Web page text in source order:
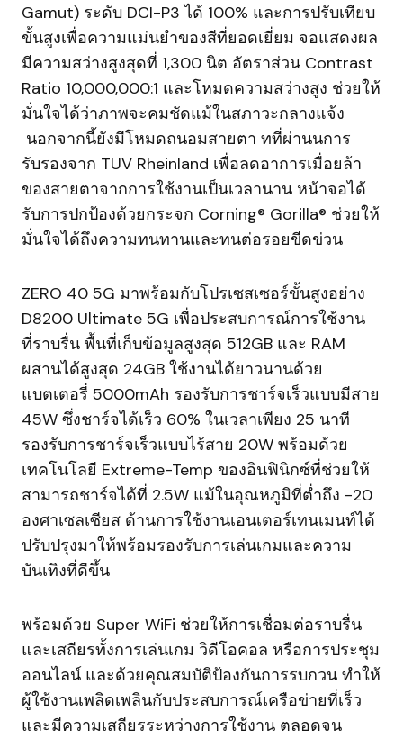
Gamut) ระดับ DCI-P3 ได้ 100% และการปรับเทียบ
ขั้นสูงเพื่อความแม่นยำของสีที่ยอดเยี่ยม จอแสดงผล
มีความสว่างสูงสุดที่ 1,300 นิต อัตราส่วน Contrast
Ratio 10,000,000:1 และโหมดความสว่างสูง ช่วยให้
มั่นใจได้ว่าภาพจะคมชัดแม้ในสภาวะกลางแจ้ง
นอกจากนี้ยังมีโหมดถนอมสายตา ทที่ผ่านนการ
รับรองจาก TUV Rheinland เพื่อลดอาการเมื่อยล้า
ของสายตาจากการใช้งานเป็นเวลานาน หน้าจอได้
รับการปกป้องด้วยกระจก Corning® Gorilla® ช่วยให้
มั่นใจได้ถึงความทนทานและทนต่อรอยขีดข่วน
ZERO 40 5G มาพร้อมกับโปรเซสเซอร์ขั้นสูงอย่าง
D8200 Ultimate 5G เพื่อประสบการณ์การใช้งาน
ที่ราบรื่น พื้นที่เก็บข้อมูลสูงสุด 512GB และ RAM
ผสานได้สูงสุด 24GB ใช้งานได้ยาวนานด้วย
แบตเตอรี่ 5000mAh รองรับการชาร์จเร็วแบบมีสาย
45W ซึ่งชาร์จได้เร็ว 60% ในเวลาเพียง 25 นาที
รองรับการชาร์จเร็วแบบไร้สาย 20W พร้อมด้วย
เทคโนโลยี Extreme-Temp ของอินฟินิกซ์ที่ช่วยให้
สามารถชาร์จได้ที่ 2.5W แม้ในอุณหภูมิที่ต่ำถึง -20
องศาเซลเซียส ด้านการใช้งานเอนเตอร์เทนเมนท์ได้
ปรับปรุงมาให้พร้อมรองรับการเล่นเกมและความ
บันเทิงที่ดีขึ้น
พร้อมด้วย Super WiFi ช่วยให้การเชื่อมต่อราบรื่น
และเสถียรทั้งการเล่นเกม วิดีโอคอล หรือการประชุม
ออนไลน์ และด้วยคุณสมบัติป้องกันการรบกวน ทำให้
ผู้ใช้งานเพลิดเพลินกับประสบการณ์เครือข่ายที่เร็ว
และมีความเสถียรระหว่างการใช้งาน ตลอดจน